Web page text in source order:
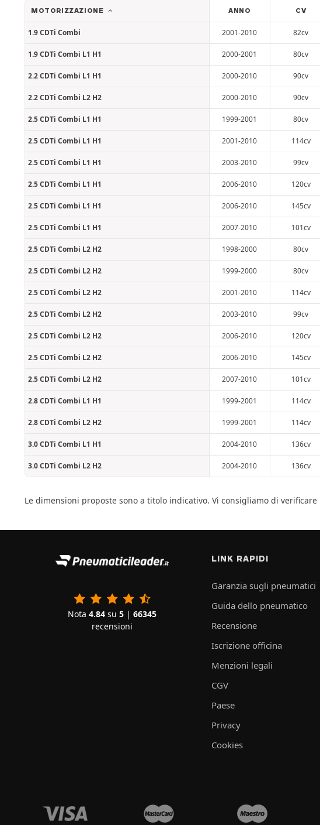
MOTORIZZAZIONE ANNO CV
1.9 CDTi Combi 2001-2010 82cv
1.9 CDTi Combi L1 H1 2000-2001 80cv
2.2 CDTi Combi L1 H1 2000-2010 90cv
2.2 CDTi Combi L2 H2 2000-2010 90cv
2.5 CDTi Combi L1 H1 1999-2001 80cv
2.5 CDTi Combi L1 H1 2001-2010 114cv
2.5 CDTi Combi L1 H1 2003-2010 99cv
2.5 CDTi Combi L1 H1 2006-2010 120cv
2.5 CDTi Combi L1 H1 2006-2010 145cv
2.5 CDTi Combi L1 H1 2007-2010 101cv
2.5 CDTi Combi L2 H2 1998-2000 80cv
2.5 CDTi Combi L2 H2 1999-2000 80cv
2.5 CDTi Combi L2 H2 2001-2010 114cv
2.5 CDTi Combi L2 H2 2003-2010 99cv
2.5 CDTi Combi L2 H2 2006-2010 120cv
2.5 CDTi Combi L2 H2 2006-2010 145cv
2.5 CDTi Combi L2 H2 2007-2010 101cv
2.8 CDTi Combi L1 H1 1999-2001 114cv
2.8 CDTi Combi L2 H2 1999-2001 114cv
3.0 CDTi Combi L1 H1 2004-2010 136cv
3.0 CDTi Combi L2 H2 2004-2010 136cv
Le dimensioni proposte sono a titolo indicativo. Vi consigliamo di
Nota 4.84 su 5 | 66345
recensioni
LINK RAPIDI
Garanzia sugli pneumatici
Guida dello pneumatico
Recensione
Iscrizione officina
Menzioni legali
CGV
Paese
Privacy
Cookies